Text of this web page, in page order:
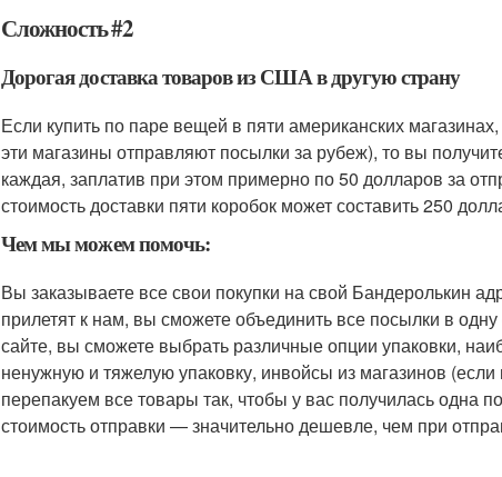
Сложность #2
Дорогая доставка товаров из США в другую страну
Если купить по паре вещей в пяти американских
эти магазины отправляют посылки за рубеж), то вы
каждая, заплатив при этом примерно по 50 долларов за
стоимость доставки пяти коробок может составить 250
Чем мы можем помочь:
Вы заказываете все свои покупки на свой Бандеролькин
прилетят к нам, вы сможете объединить все посылки в
сайте, вы сможете выбрать различные опции упаковки,
ненужную и тяжелую упаковку, инвойсы из магазинов
перепакуем все товары так, чтобы у вас получилась одна
стоимость отправки — значительно дешевле, чем при